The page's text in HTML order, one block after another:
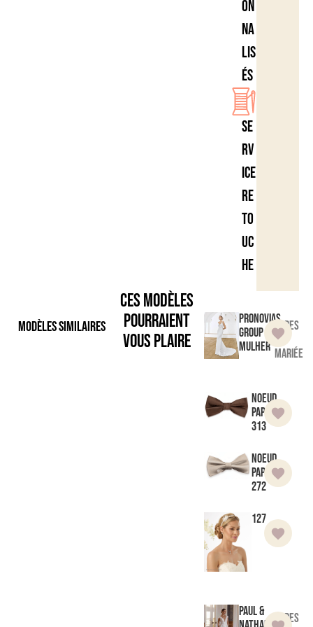
on
na
lis
és
Se
rv
ice
re
to
uc
he
Modèles similaires
Ces modèles
pourraient
vous plaire
Pronovias
Group
Mulher
Robes
de
mariée
Noeud
Papillon
313
Noeud
Papillon
272
127
Paul &
Robes